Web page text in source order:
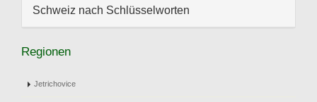
Schweiz nach Schlüsselworten
Regionen
Jetrichovice